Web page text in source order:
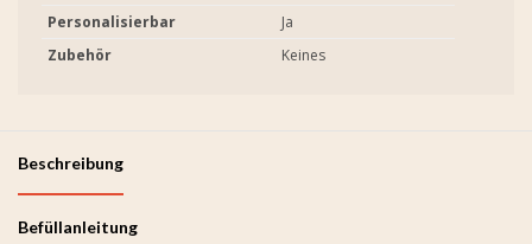
Personalisierbar
Ja
Zubehör
Keines
Beschreibung
Befüllanleitung